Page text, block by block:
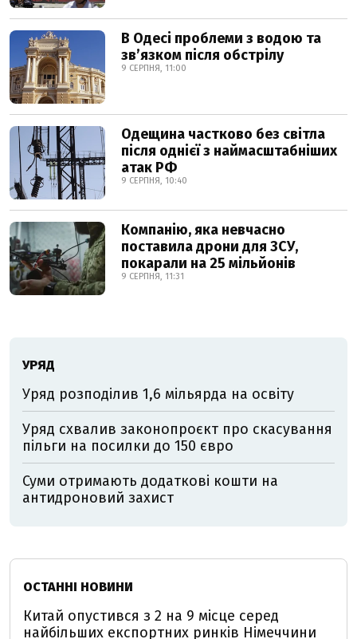
В Одесі проблеми з водою та
звʼязком після обстрілу
9 СЕРПНЯ, 11:00
Одещина частково без світла
після однієї з наймасштабніших
атак РФ
9 СЕРПНЯ, 10:40
Компанію, яка невчасно
поставила дрони для ЗСУ,
покарали на 25 мільйонів
9 СЕРПНЯ, 11:31
УРЯД
Уряд розподілив 1,6 мільярда на освіту
Уряд схвалив законопроєкт про скасування
пільги на посилки до 150 євро
Суми отримають додаткові кошти на
антидроновий захист
ОСТАННІ НОВИНИ
Китай опустився з 2 на 9 місце серед
найбільших експортних ринків Німеччини